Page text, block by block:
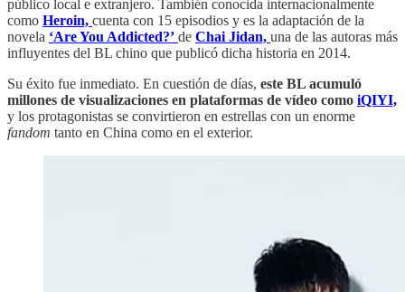
público local e extranjero. También conocida internacionalmente
como Heroin, cuenta con 15 episodios y es la adaptación de la
novela ‘Are You Addicted?’ de Chai Jidan, una de las autoras más
influyentes del BL chino que publicó dicha historia en 2014.
Su éxito fue inmediato. En cuestión de días, este BL acumuló
millones de visualizaciones en plataformas de vídeo como iQIYI,
y los protagonistas se convirtieron en estrellas con un enorme
fandom tanto en China como en el exterior.